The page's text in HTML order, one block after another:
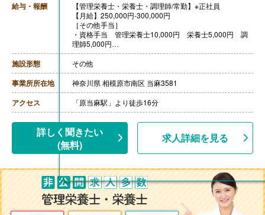
給与・報酬
【管理栄養士・栄養士・調理師/常勤】※正社員
【月給】250,000円-300,000円
［その他手当］
・資格手当 管理栄養士10,000円 栄養士5,000円 調
理師5,000円
・住宅手当
・扶養手当
・職務手当
【賞与】年2回（計1.00ヶ月-2.00ヶ月分）※前年度実績
【通勤手当】あり（上限50,000円/月）
【昇給】あり（1月あたり3,000円-5,000円）※前年度実
績
施設形態 その他
事業所所在地 神奈川県 相模原市南区 当麻3581
アクセス 「原当麻駅」より徒歩16分
詳しく聞きたい
(無料)
求人詳細を見る